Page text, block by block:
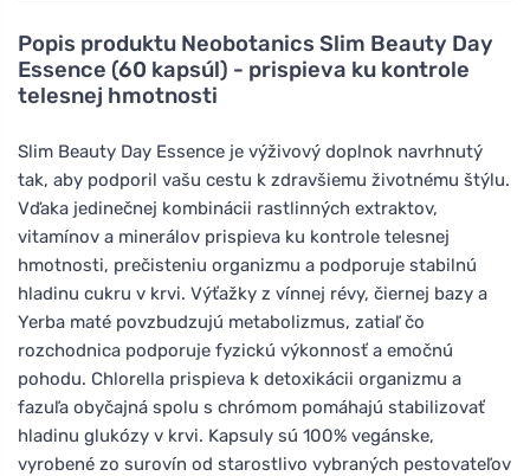
Popis produktu Neobotanics Slim Beauty Day
Essence (60 kapsúl) - prispieva ku kontrole
telesnej hmotnosti
Slim Beauty Day Essence je výživový doplnok navrhnutý
tak, aby podporil vašu cestu k zdravšiemu životnému štýlu.
Vďaka jedinečnej kombinácii rastlinných extraktov,
vitamínov a minerálov prispieva ku kontrole telesnej
hmotnosti, prečisteniu organizmu a podporuje stabilnú
hladinu cukru v krvi. Výťažky z vínnej révy, čiernej bazy a
Yerba maté povzbudzujú metabolizmus, zatiaľ čo
rozchodnica podporuje fyzickú výkonnosť a emočnú
pohodu. Chlorella prispieva k detoxikácii organizmu a
fazuľa obyčajná spolu s chrómom pomáhajú stabilizovať
hladinu glukózy v krvi. Kapsuly sú 100% vegánske,
vyrobené zo surovín od starostlivo vybraných pestovateľov